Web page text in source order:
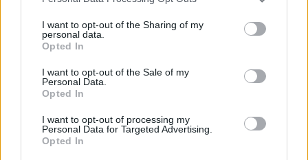
I want to opt-out of the Sharing of my
personal data.
Opted In
I want to opt-out of the Sale of my
Personal Data.
Opted In
I want to opt-out of processing my
Personal Data for Targeted Advertising.
Opted In
Žinios Lietuvos diena
Europoje – protestai dėl jaunos iranietės nužudymo:
reikalauja valdžios atsakomybės ir net vadovų mirties